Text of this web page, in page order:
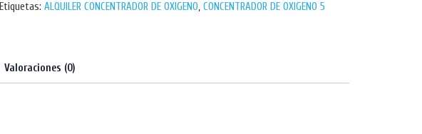
Etiquetas: ALQUILER CONCENTRADOR DE OXIGENO, CONCENTRADOR DE OXIGENO 5
Valoraciones (0)